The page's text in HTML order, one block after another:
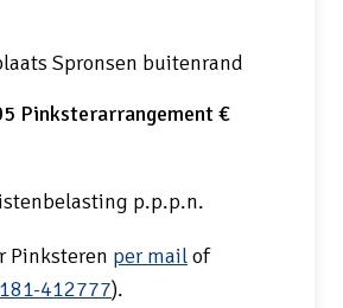
Spronsen buitenrand
Pinksterarrangement €
p.p.p.n.
Pinksteren per mailof
412777).